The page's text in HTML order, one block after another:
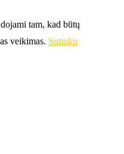
tam, kad būtų
veikimas. Sutinku